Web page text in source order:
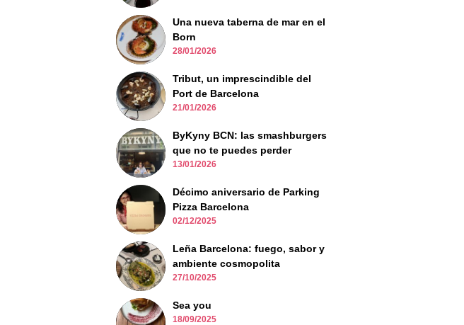
Una nueva taberna de mar en el
Born
28/01/2026
Tribut, un imprescindible del
Port de Barcelona
21/01/2026
ByKyny BCN: las smashburgers
que no te puedes perder
13/01/2026
Décimo aniversario de Parking
Pizza Barcelona
02/12/2025
Leña Barcelona: fuego, sabor y
ambiente cosmopolita
27/10/2025
Sea you
18/09/2025